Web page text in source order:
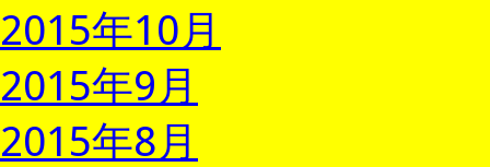
2015年10月
2015年9月
2015年8月